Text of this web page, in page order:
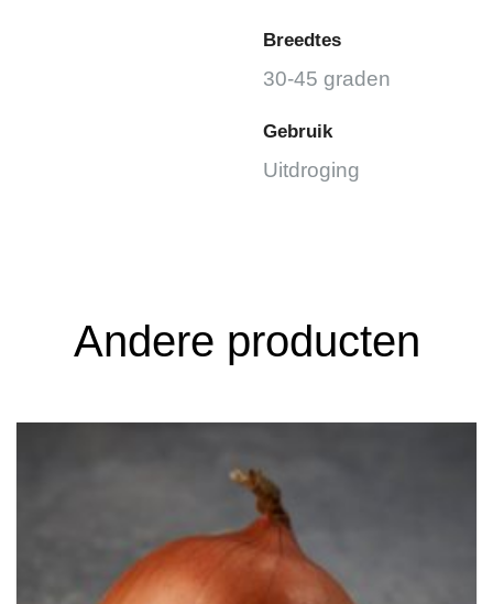
Breedtes
30-45 graden
Gebruik
Uitdroging
Andere producten